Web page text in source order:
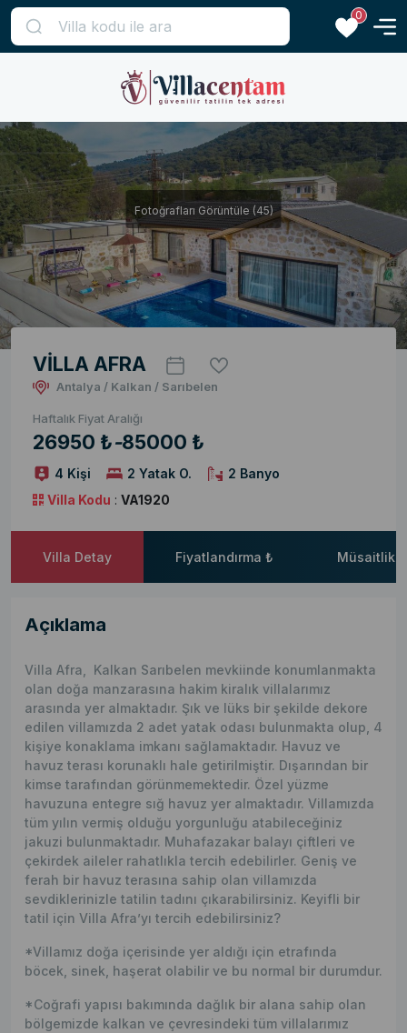
0
Fotoğrafları Görüntüle (45)
VİLLA AFRA
Antalya / Kalkan / Sarıbelen
Haftalık Fiyat Aralığı
26950 ₺-85000 ₺
4 Kişi 2 Yatak O.
2 Banyo
Villa Kodu : VA1920
Villa Detay Fiyatlandırma ₺ Müsaitlik
Açıklama
Villa Afra, Kalkan Sarıbelen mevkiinde konumlanmakta
olan doğa manzarasına hakim kiralık villalarımız
arasında yer almaktadır. Şık ve lüks bir şekilde dekore
edilen villamızda 2 adet yatak odası bulunmakta olup, 4
kişiye konaklama imkanı sağlamaktadır. Havuz ve
havuz terası korunaklı hale getirilmiştir. Dışarından bir
kimse tarafından görünmemektedir. Özel yüzme
havuzuna entegre sığ havuz yer almaktadır. Villamızda
tüm yılın vermiş olduğu yorgunluğu atabileceğiniz
jakuzi bulunmaktadır. Muhafazakar balayı çiftleri ve
çekirdek aileler rahatlıkla tercih edebilirler. Geniş ve
ferah bir havuz terasına sahip olan villamızda
sevdiklerinizle tatilin tadını çıkarabilirsiniz. Keyifli bir
tatil için Villa Afra’yı tercih edebilirsiniz?
*Villamız doğa içerisinde yer aldığı için etrafında
böcek, sinek, haşerat olabilir ve bu normal bir durumdur.
*Coğrafi yapısı bakımında dağlık bir alana sahip olan
bölgemizde kalkan ve çevresindeki tüm villalarımız